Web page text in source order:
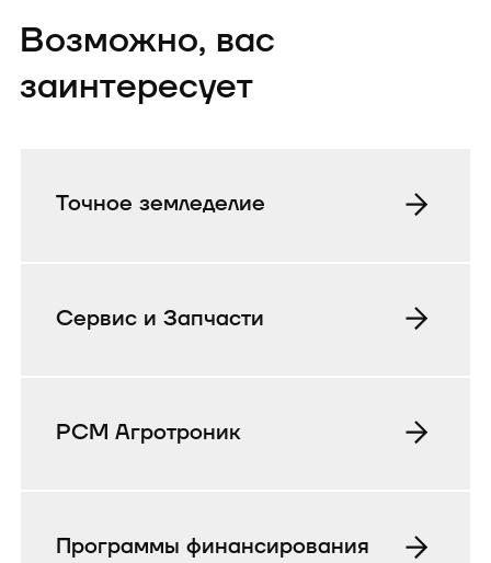
отправленаTEST
Возможно, вас
заинтересует
Точное земледелие
Сервис и Запчасти
РСМ Агротроник
Программы финансирования